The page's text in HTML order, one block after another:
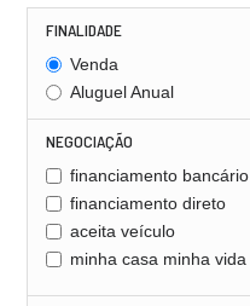
FINALIDADE
Venda
Aluguel Anual
NEGOCIAÇÃO
financiamento bancário
financiamento direto
aceita veículo
minha casa minha vida